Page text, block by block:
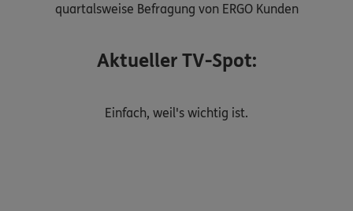
quartalsweise Befragung von ERGO Kunden
Aktueller TV-Spot:
Einfach, weil's wichtig ist.